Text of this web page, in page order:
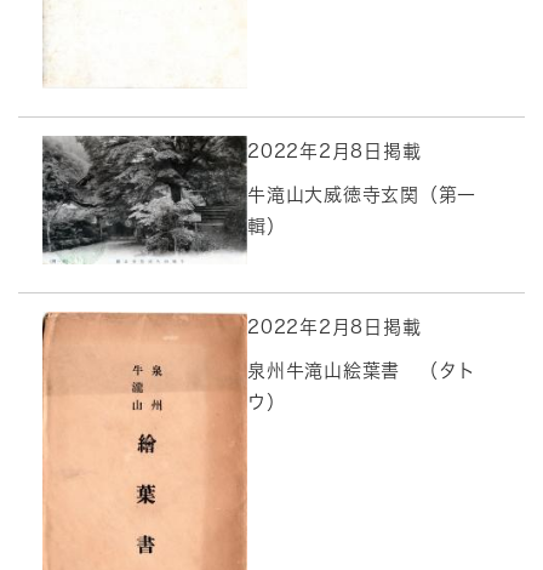
2022年2月8日掲載
牛滝山大威徳寺玄関（第一
輯）
2022年2月8日掲載
泉州牛滝山絵葉書 （タト
ウ）